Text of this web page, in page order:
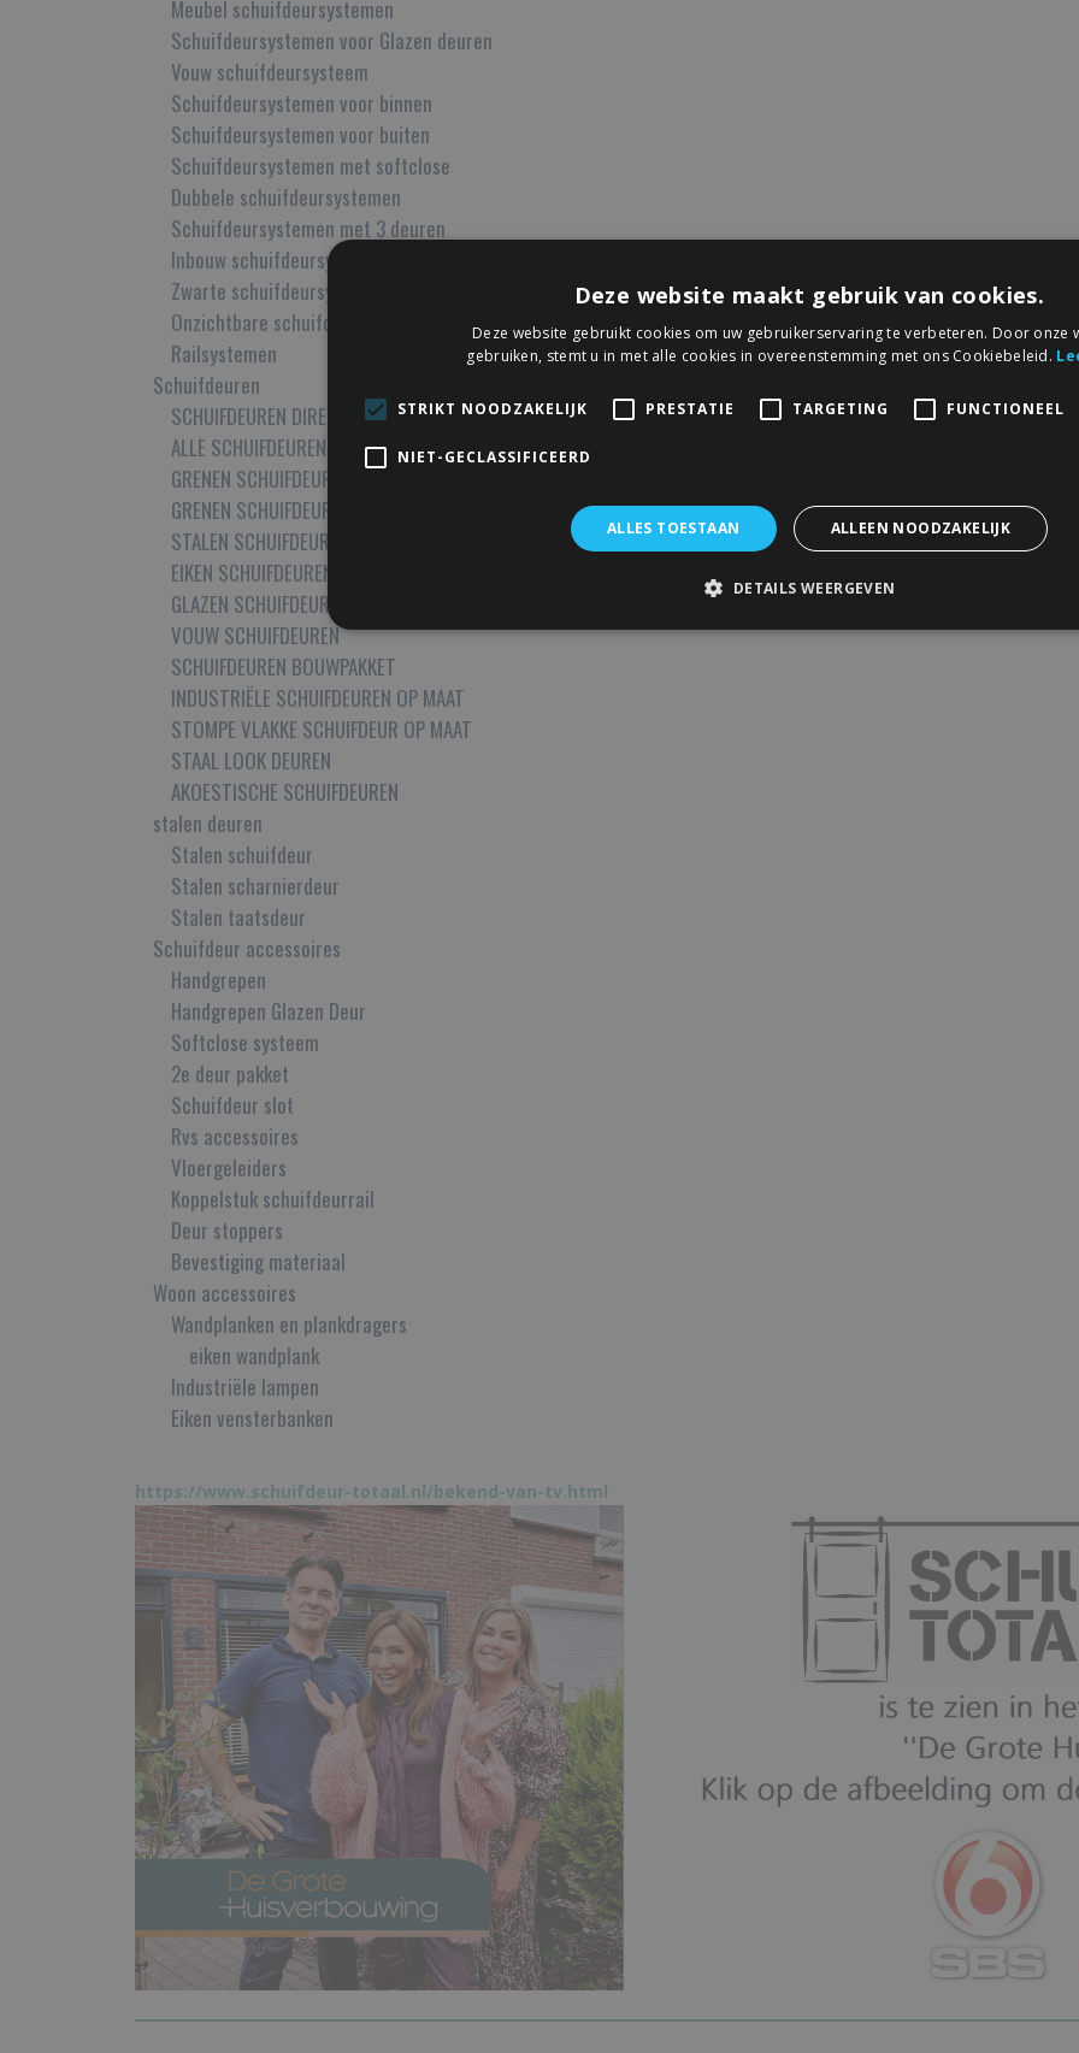
Meubel schuifdeursystemen
Schuifdeursystemen voor Glazen deuren
Vouw schuifdeursysteem
Schuifdeursystemen voor binnen
Schuifdeursystemen voor buiten
Schuifdeursystemen met softclose
Dubbele schuifdeursystemen
Schuifdeursystemen met 3 deuren
Inbouw schuifdeursystemen
Zwarte schuifdeursystemen
Onzichtbare schuifdeursystemen
Railsystemen
Schuifdeuren
SCHUIFDEUREN DIRECT LEVERBAAR
ALLE SCHUIFDEUREN
GRENEN SCHUIFDEUREN OP MAAT
GRENEN SCHUIFDEUREN MET GLAS OP MAAT
STALEN SCHUIFDEUREN MET GLAS OP MAAT
EIKEN SCHUIFDEUREN OP MAAT
GLAZEN SCHUIFDEUREN OP MAAT
VOUW SCHUIFDEUREN
SCHUIFDEUREN BOUWPAKKET
INDUSTRIËLE SCHUIFDEUREN OP MAAT
STOMPE VLAKKE SCHUIFDEUR OP MAAT
STAAL LOOK DEUREN
AKOESTISCHE SCHUIFDEUREN
stalen deuren
Stalen schuifdeur
Stalen scharnierdeur
Stalen taatsdeur
Schuifdeur accessoires
Handgrepen
Handgrepen Glazen Deur
Softclose systeem
2e deur pakket
Schuifdeur slot
Rvs accessoires
Vloergeleiders
Koppelstuk schuifdeurrail
Deur stoppers
Bevestiging materiaal
Woon accessoires
Wandplanken en plankdragers
eiken wandplank
Industriële lampen
Eiken vensterbanken
https://www.schuifdeur-totaal.nl/bekend-van-tv.html
Deze website maakt gebruik van cookies.
Deze website gebruikt cookies om uw gebruikerservaring te verbeteren. Door onze
gebruiken, stemt u in met alle cookies in overeenstemming met ons Cookiebeleid.
STRIKT NOODZAKELIJK PRESTATIE TARGETING FUNCTIONEEL
NIET-GECLASSIFICEERD
ALLES TOESTAAN ALLEEN NOODZAKELIJK
DETAILS WEERGEVEN